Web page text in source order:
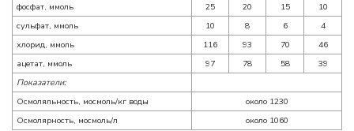
фосфат, ммоль
25 20 15
10
сульфат, ммоль
10 8 6
4
хлорид, ммоль
116 93 70
46
ацетат, ммоль
97 78 58
39
Показатели:
Осмоляльность, мосмоль/кг воды
около 1230
Осмолярность, мосмоль/л
около 1060